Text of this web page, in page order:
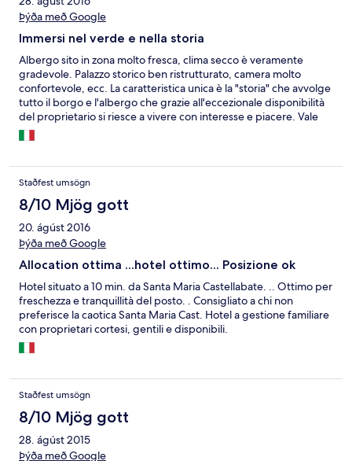
Þýða með Google
Immersi nel verde e nella storia
Albergo sito in zona molto fresca, clima secco è veramente
gradevole. Palazzo storico ben ristrutturato, camera molto
confortevole, ecc. La caratteristica unica è la "storia" che avvolge
tutto il borgo e l'albergo che grazie all'eccezionale disponibilità
del proprietario si riesce a vivere con interesse e piacere. Vale
assolutamente la pena di fare qualche km dal mare per
soggiornare su un posto del genere!
Staðfest umsögn
8/10 Mjög gott
20. ágúst 2016
Þýða með Google
Allocation ottima ...hotel ottimo... Posizione ok
Hotel situato a 10 min. da Santa Maria Castellabate. .. Ottimo per
freschezza e tranquillità del posto. . Consigliato a chi non
preferisce la caotica Santa Maria Cast. Hotel a gestione familiare
con proprietari cortesi, gentili e disponibili.
Staðfest umsögn
8/10 Mjög gott
28. ágúst 2015
Þýða með Google